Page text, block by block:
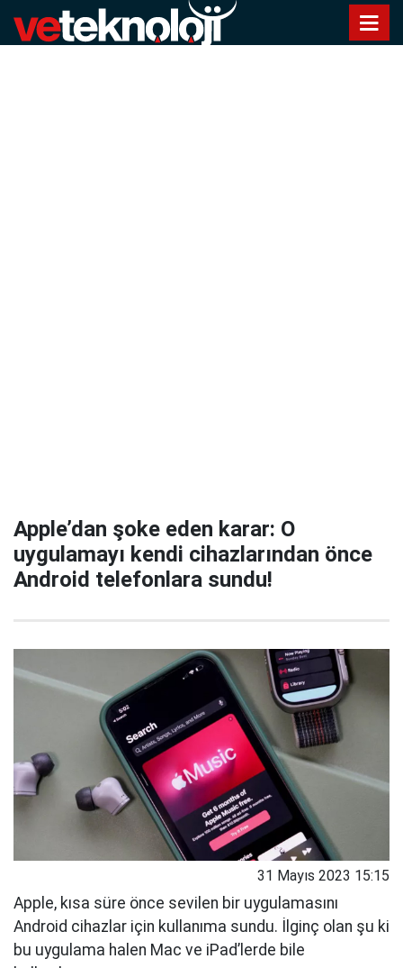
Apple’dan şoke eden karar: O
uygulamayı kendi cihazlarından önce
Android telefonlara sundu!
31 Mayıs 2023 15:15
Apple, kısa süre önce sevilen bir uygulamasını
Android cihazlar için kullanıma sundu. İlginç olan şu ki
bu uygulama halen Mac ve iPad’lerde bile